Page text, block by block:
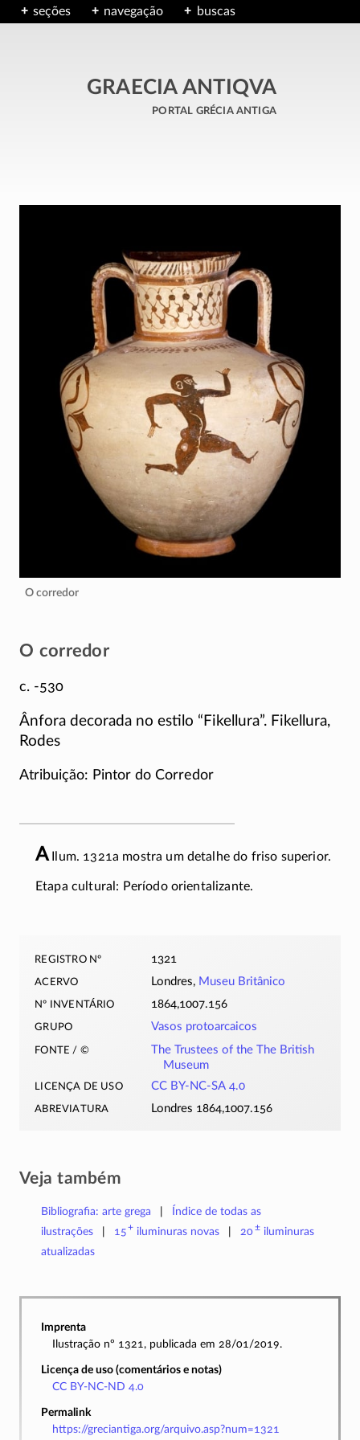
seções navegação buscas
GRAECIA ANTIQVA
portal grécia antiga
O corredor
O corredor
c. -530
Ânfora decorada no estilo “Fikellura”. Fikellura,
Rodes
Atribuição: Pintor do Corredor
AIlum. 1321a mostra um detalhe do friso superior.
Etapa cultural: Período orientalizante.
registro nº 1321
acervo Londres, Museu Britânico
nº inventário 1864,1007.156
grupo Vasos protoarcaicos
fonte / ©
The Trustees of the The British
Museum
licença de uso CC BY-NC-SA 4.0
abreviatura Londres 1864,1007.156
Veja também
Bibliografia: arte grega
Índice de todas as
ilustrações
15+ iluminuras novas 20±iluminuras
atualizadas
Imprenta
Ilustração nº 1321, publicada em 28/01/2019.
Licença de uso (comentários e notas)
CC BY-NC-ND 4.0
Permalink
https://greciantiga.org/arquivo.asp?num=1321